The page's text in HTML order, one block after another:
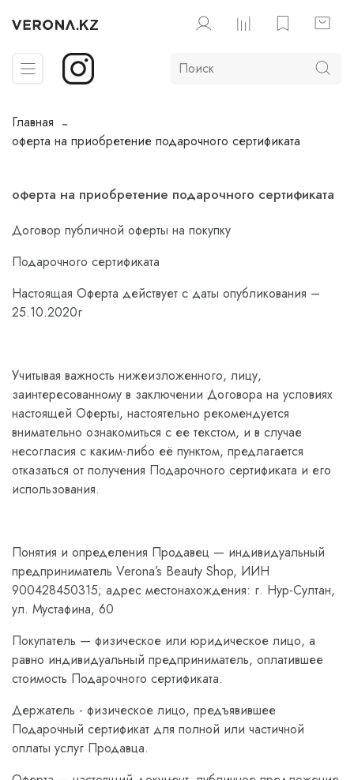
Главная
оферта на приобретение подарочного сертификата
оферта на приобретение подарочного сертификата
Договор публичной оферты на покупку
Подарочного сертификата
Настоящая Оферта действует с даты опубликования –
25.10.2020г
Учитывая важность нижеизложенного, лицу,
заинтересованному в заключении Договора на условиях
настоящей Оферты, настоятельно рекомендуется
внимательно ознакомиться с ее текстом, и в случае
несогласия с каким-либо её пунктом, предлагается
отказаться от получения Подарочного сертификата и его
использования.
Понятия и определения Продавец — индивидуальный
предприниматель Verona’s Beauty Shop, ИИН
900428450315; адрес местонахождения: г. Нур-Султан,
ул. Мустафина, 60
Покупатель — физическое или юридическое лицо, а
равно индивидуальный предприниматель, оплатившее
стоимость Подарочного сертификата.
Держатель - физическое лицо, предъявившее
Подарочный сертификат для полной или частичной
оплаты услуг Продавца.